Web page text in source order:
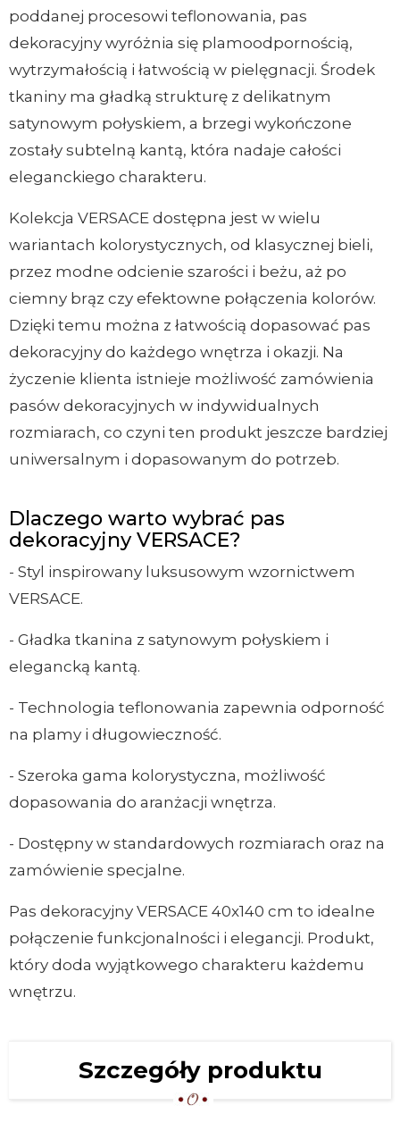
poddanej procesowi teflonowania, pas
dekoracyjny wyróżnia się plamoodpornością,
wytrzymałością i łatwością w pielęgnacji. Środek
tkaniny ma gładką strukturę z delikatnym
satynowym połyskiem, a brzegi wykończone
zostały subtelną kantą, która nadaje całości
eleganckiego charakteru.
Kolekcja VERSACE dostępna jest w wielu
wariantach kolorystycznych, od klasycznej bieli,
przez modne odcienie szarości i beżu, aż po
ciemny brąz czy efektowne połączenia kolorów.
Dzięki temu można z łatwością dopasować pas
dekoracyjny do każdego wnętrza i okazji. Na
życzenie klienta istnieje możliwość zamówienia
pasów dekoracyjnych w indywidualnych
rozmiarach, co czyni ten produkt jeszcze bardziej
uniwersalnym i dopasowanym do potrzeb.
Dlaczego warto wybrać pas
dekoracyjny VERSACE?
- Styl inspirowany luksusowym wzornictwem
VERSACE.
- Gładka tkanina z satynowym połyskiem i
elegancką kantą.
- Technologia teflonowania zapewnia odporność
na plamy i długowieczność.
- Szeroka gama kolorystyczna, możliwość
dopasowania do aranżacji wnętrza.
- Dostępny w standardowych rozmiarach oraz na
zamówienie specjalne.
Pas dekoracyjny VERSACE 40x140 cm to idealne
połączenie funkcjonalności i elegancji. Produkt,
który doda wyjątkowego charakteru każdemu
wnętrzu.
Szczegóły produktu